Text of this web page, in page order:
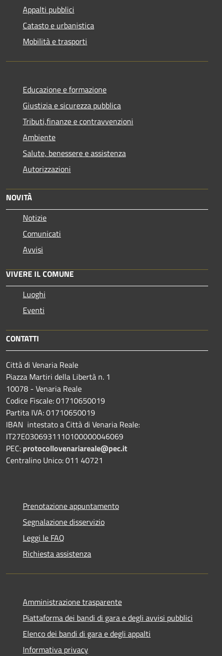
Appalti pubblici
Catasto e urbanistica
Mobilità e trasporti
Educazione e formazione
Giustizia e sicurezza pubblica
Tributi,finanze e contravvenzioni
Ambiente
Salute, benessere e assistenza
Autorizzazioni
NOVITÀ
Notizie
Comunicati
Avvisi
VIVERE IL COMUNE
Luoghi
Eventi
CONTATTI
Città di Venaria Reale
Piazza Martiri della Libertà n. 1
10078 - Venaria Reale
Codice Fiscale: 01710650019
Partita IVA: 01710650019
IBAN intestato a Città di Venaria Reale:
IT27E0306931110100000046069
PEC: protocollovenariareale@pec.it
Centralino Unico: 011 40721
Prenotazione appuntamento
Segnalazione disservizio
Leggi le FAQ
Richiesta assistenza
Amministrazione trasparente
Piattaforma dei bandi di gara e degli avvisi pubblici
Elenco dei bandi di gara e degli appalti
Informativa privacy